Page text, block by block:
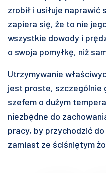
zrobił i usiłuje naprawić
zapiera się, że to nie
wszystkie dowody i
o swoja pomyłkę, niż
Utrzymywanie
jest proste, szczególnie
szefem o dużym
niezbędne do
pracy, by przychodzić
zamiast ze ściśniętym